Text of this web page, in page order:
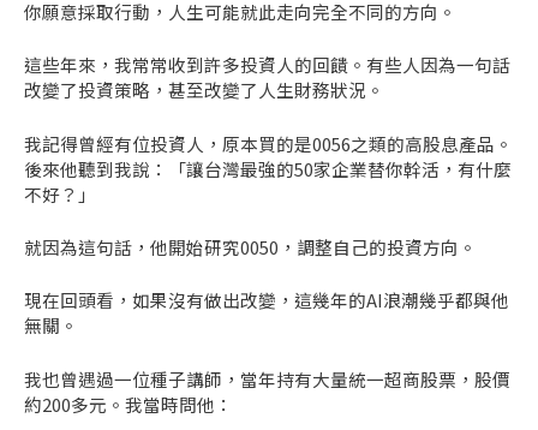
你願意採取行動，人生可能就此走向完全不同的方向。
這些年來，我常常收到許多投資人的回饋。有些人因為一句話
改變了投資策略，甚至改變了人生財務狀況。
我記得曾經有位投資人，原本買的是0056之類的高股息產品。
後來他聽到我說：「讓台灣最強的50家企業替你幹活，有什麼
不好？」
就因為這句話，他開始研究0050，調整自己的投資方向。
現在回頭看，如果沒有做出改變，這幾年的AI浪潮幾乎都與他
無關。
我也曾遇過一位種子講師，當年持有大量統一超商股票，股價
約200多元。我當時問他：